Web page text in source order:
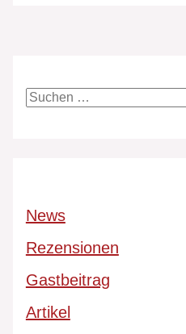
News
Rezensionen
Gastbeitrag
Artikel